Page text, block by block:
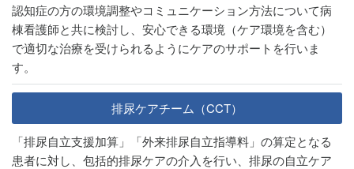
認知症の方の環境調整やコミュニケーション方法について病
棟看護師と共に検討し、安心できる環境（ケア環境を含む）
で適切な治療を受けられるようにケアのサポートを行いま
す。
排尿ケアチーム（CCT）
「排尿⾃⽴⽀援加算」「外来排尿⾃⽴指導料」の算定となる
患者に対し、包括的排尿ケアの介⼊を⾏い、排尿の自立ケア